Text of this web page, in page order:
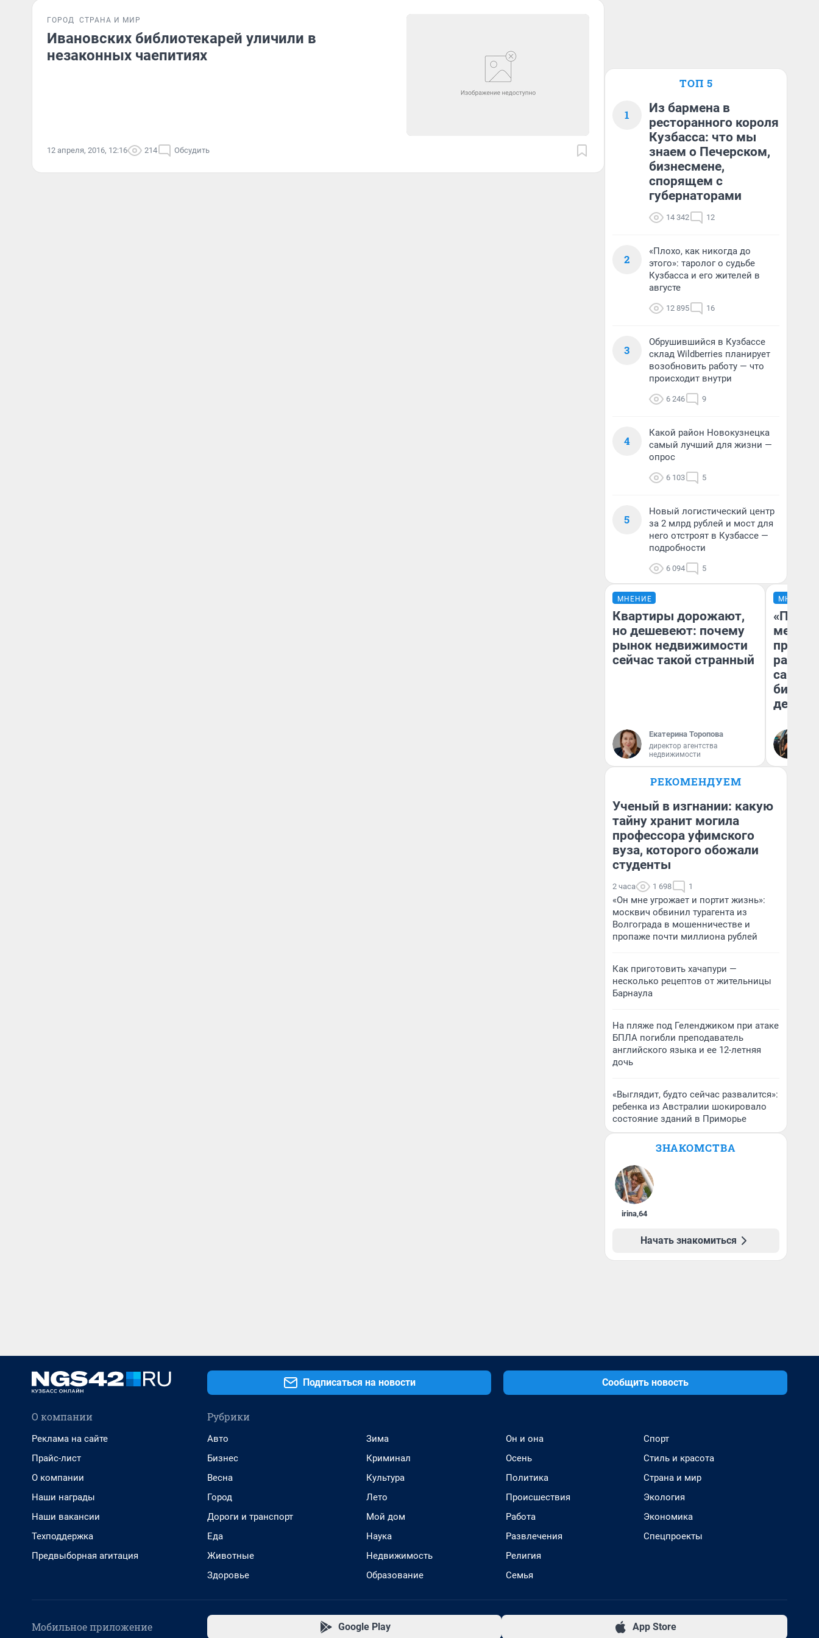
ГОРОД СТРАНА И МИР
Ивановских библиотекарей уличили в
незаконных чаепитиях
12 апреля, 2016, 12:16 214 Обсудить
ТОП 5
1
Из бармена в
ресторанного короля
Кузбасса: что мы
знаем о Печерском,
бизнесмене,
спорящем с
губернаторами
14 342 12
2
«Плохо, как никогда до
этого»: таролог о судьбе
Кузбасса и его жителей в
августе
12 895 16
3
Обрушившийся в Кузбассе
склад Wildberries планирует
возобновить работу — что
происходит внутри
6 246 9
4
Какой район Новокузнецка
самый лучший для жизни —
опрос
6 103 5
5
Новый логистический центр
за 2 млрд рублей и мост для
него отстроят в Кузбассе —
подробности
6 094 5
МНЕНИЕ
Квартиры дорожают,
но дешевеют: почему
рынок недвижимости
сейчас такой странный
Екатерина Торопова
директор агентства
недвижимости
МНЕНИЕ
самом
РЕКОМЕНДУЕМ
Ученый в изгнании: какую
тайну хранит могила
профессора уфимского
вуза, которого обожали
студенты
2 часа 1 698 1
«Он мне угрожает и портит жизнь»:
москвич обвинил турагента из
Волгограда в мошенничестве и
пропаже почти миллиона рублей
Как приготовить хачапури —
несколько рецептов от жительницы
Барнаула
На пляже под Геленджиком при атаке
БПЛА погибли преподаватель
английского языка и ее 12-летняя
дочь
«Выглядит, будто сейчас развалится»:
ребенка из Австралии шокировало
состояние зданий в Приморье
ЗНАКОМСТВА
irina,64
Начать знакомиться
Подписаться на новости Сообщить новость
О компании
Реклама на сайте
Прайс-лист
О компании
Наши награды
Наши вакансии
Техподдержка
Предвыборная агитация
Рубрики
Авто
Бизнес
Весна
Город
Дороги и транспорт
Еда
Животные
Здоровье
Зима
Криминал
Культура
Лето
Мой дом
Наука
Недвижимость
Образование
Он и она
Осень
Политика
Происшествия
Работа
Развлечения
Религия
Семья
Спорт
Стиль и красота
Страна и мир
Экология
Экономика
Спецпроекты
Мобильное приложение Google Play App Store